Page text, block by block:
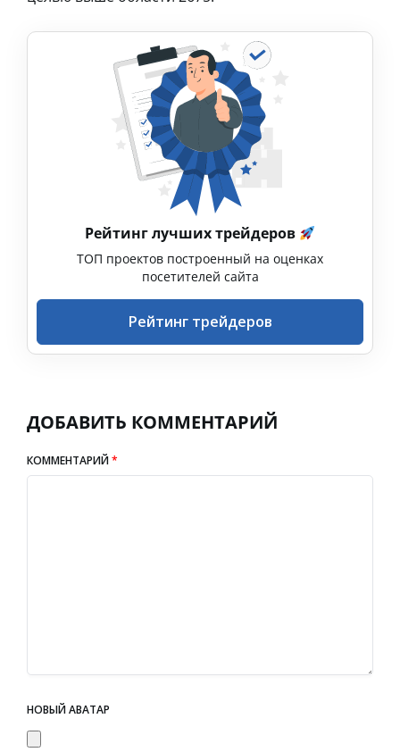
Рейтинг лучших трейдеров
ТОП проектов построенный на оценках
посетителей сайта
Рейтинг трейдеров
ДОБАВИТЬ КОММЕНТАРИЙ
КОММЕНТАРИЙ*
НОВЫЙ АВАТАР